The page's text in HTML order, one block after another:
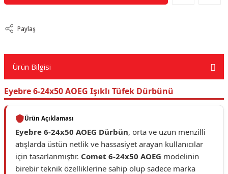
Paylaş
Ürün Bilgisi
Eyebre 6-24x50 AOEG Işıklı Tüfek Dürbünü
Ürün Açıklaması
Eyebre 6-24x50 AOEG Dürbün, orta ve uzun menzilli
atışlarda üstün netlik ve hassasiyet arayan kullanıcılar
için tasarlanmıştır. Comet 6-24x50 AOEG modelinin
birebir teknik özelliklerine sahip olup sadece marka